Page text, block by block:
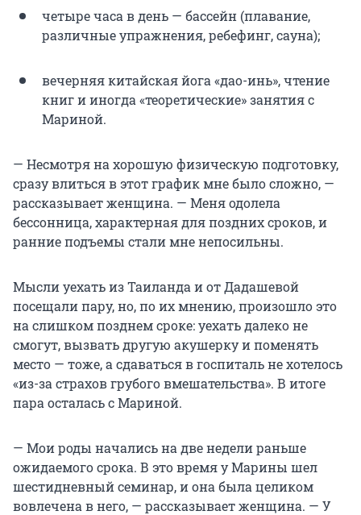
четыре часа в день — бассейн (плавание,
различные упражнения, ребефинг, сауна);
вечерняя китайская йога «дао-инь», чтение
книг и иногда «теоретические» занятия с
Мариной.
— Несмотря на хорошую физическую подготовку,
сразу влиться в этот график мне было сложно, —
рассказывает женщина. — Меня одолела
бессонница, характерная для поздних сроков, и
ранние подъемы стали мне непосильны.
Мысли уехать из Таиланда и от Дадашевой
посещали пару, но, по их мнению, произошло это
на слишком позднем сроке: уехать далеко не
смогут, вызвать другую акушерку и поменять
место — тоже, а сдаваться в госпиталь не хотелось
«из-за страхов грубого вмешательства». В итоге
пара осталась с Мариной.
— Мои роды начались на две недели раньше
ожидаемого срока. В это время у Марины шел
шестидневный семинар, и она была целиком
вовлечена в него, — рассказывает женщина. — У